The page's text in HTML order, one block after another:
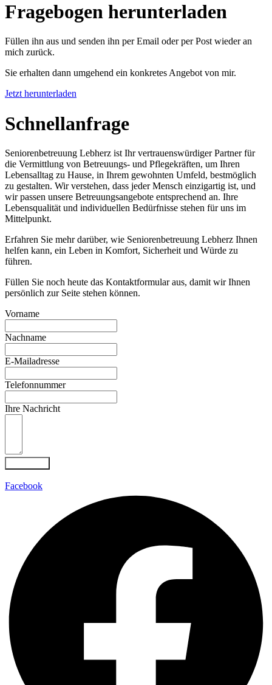
Fragebogen herunter­laden
Füllen ihn aus und senden ihn per Email oder per Post wieder an
mich zurück.
Sie erhalten dann umgehend ein konkretes Angebot von mir.
Jetzt herunterladen
Schnell­anfrage
Seniorenbetreuung Lebherz ist Ihr vertrauenswürdiger Partner für
die Vermittlung von Betreuungs- und Pflegekräften, um Ihren
Lebensalltag zu Hause, in Ihrem gewohnten Umfeld, bestmöglich
zu gestalten. Wir verstehen, dass jeder Mensch einzigartig ist, und
wir passen unsere Betreuungsangebote entsprechend an. Ihre
Lebensqualität und individuellen Bedürfnisse stehen für uns im
Mittelpunkt.
Erfahren Sie mehr darüber, wie Seniorenbetreuung Lebherz Ihnen
helfen kann, ein Leben in Komfort, Sicherheit und Würde zu
führen.
Füllen Sie noch heute das Kontaktformular aus, damit wir Ihnen
persönlich zur Seite stehen können.
Vorname
Nachname
E-Mailadresse
Telefonnummer
Ihre Nachricht
Facebook